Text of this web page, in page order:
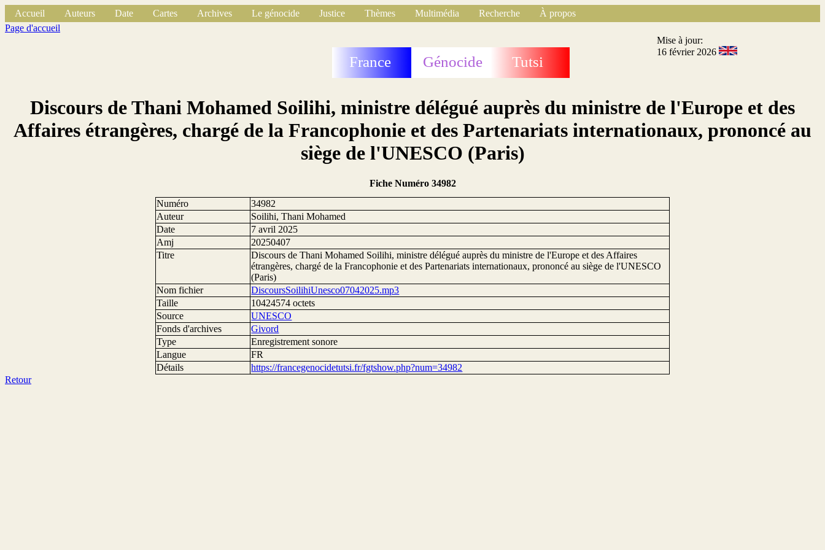
Accueil Auteurs Date Cartes Archives Le génocide Justice Thèmes Multimédia Recherche
À propos
Page d'accueil
France Génocide Tutsi
Mise à jour:
16 février 2026
Discours de Thani Mohamed Soilihi, ministre délégué auprès du ministre de l'Europe et des
Affaires étrangères, chargé de la Francophonie et des Partenariats internationaux, prononcé au
siège de l'UNESCO (Paris)
Fiche Numéro 34982
Numéro
34982
Auteur
Soilihi, Thani Mohamed
Date
7 avril 2025
Amj
20250407
Titre
Discours de Thani Mohamed Soilihi, ministre délégué auprès du ministre de l'Europe et des Affaires
étrangères, chargé de la Francophonie et des Partenariats internationaux, prononcé au siège de l'UNESCO
(Paris)
Nom fichier
DiscoursSoilihiUnesco07042025.mp3
Taille
10424574 octets
Source
UNESCO
Fonds d'archives
Givord
Type
Enregistrement sonore
Langue
FR
Détails
https://francegenocidetutsi.fr/fgtshow.php?num=34982
Retour